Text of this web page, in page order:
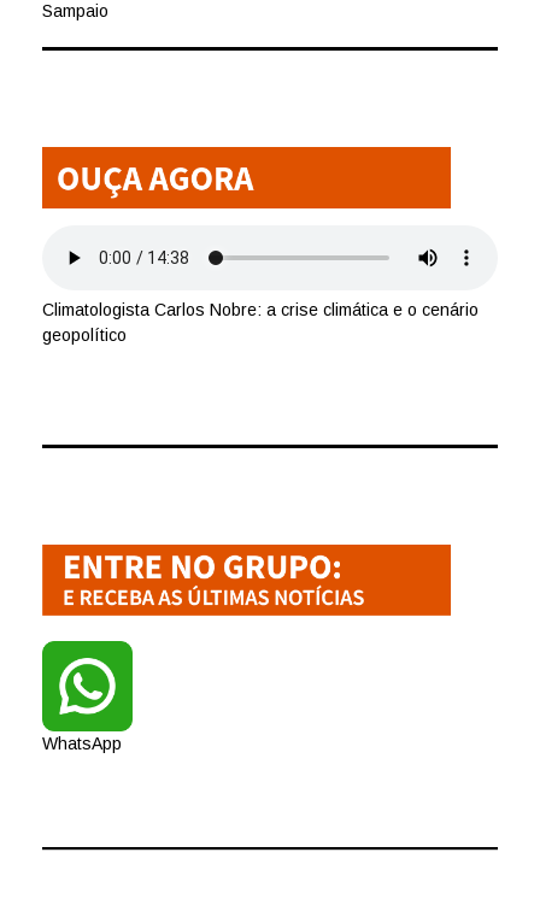
Sampaio
Climatologista Carlos Nobre: a crise climática e o cenário
geopolítico
WhatsApp